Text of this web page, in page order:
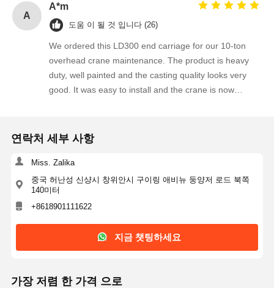
several weeks of operation, the crane runs more
stable and the wheel travel is much smoother than the
A
A*m
도움 이 될 것 입니다 (26)
We ordered this LD300 end carriage for our 10-ton
overhead crane maintenance. The product is heavy
duty, well painted and the casting quality looks very
good. It was easy to install and the crane is now
delivered within the agreed time. We are happy with
parts from this company.
연락처 세부 사항
Miss. Zalika
중국 허난성 신샹시 창위안시 구이링 애비뉴 둥양저 로드 북쪽
140미터
+8618901111622
지금 챗팅하세요
가장 저렴 한 가격 으로